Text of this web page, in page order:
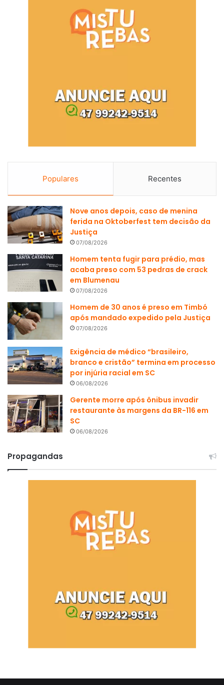
Populares Recentes
Nove anos depois, caso de menina
ferida na Oktoberfest tem decisão da
Justiça
07/08/2026
Homem tenta fugir para prédio, mas
acaba preso com 53 pedras de crack
em Blumenau
07/08/2026
Homem de 30 anos é preso em Timbó
após mandado expedido pela Justiça
07/08/2026
Exigência de médico “brasileiro,
branco e cristão” termina em processo
por injúria racial em SC
06/08/2026
Gerente morre após ônibus invadir
restaurante às margens da BR-116 em
SC
06/08/2026
Propagandas